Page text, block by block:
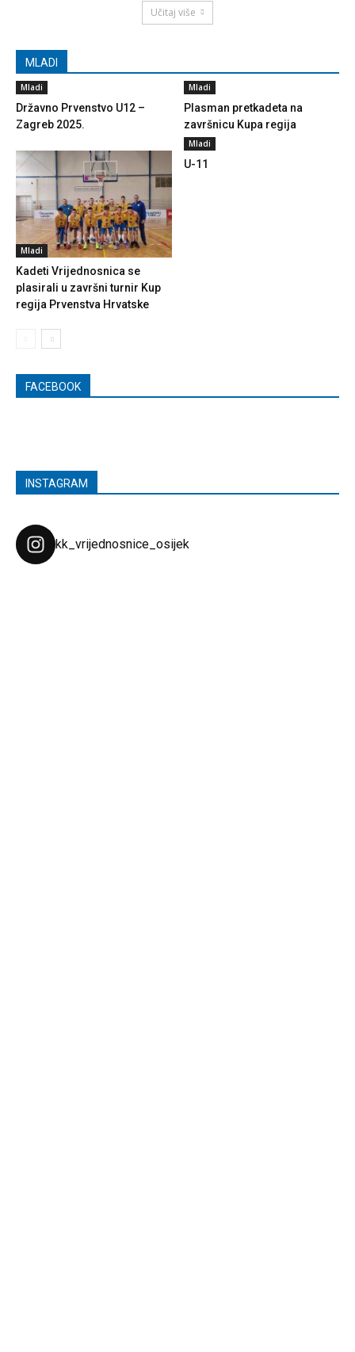
Učitaj više
MLADI
Mladi
Državno Prvenstvo U12 –
Zagreb 2025.
Mladi
Plasman pretkadeta na
završnicu Kupa regija
Mladi
Kadeti Vrijednosnica se
plasirali u završni turnir Kup
regija Prvenstva Hrvatske
Mladi
U-11
FACEBOOK
INSTAGRAM
kk_vrijednosnice_osijek